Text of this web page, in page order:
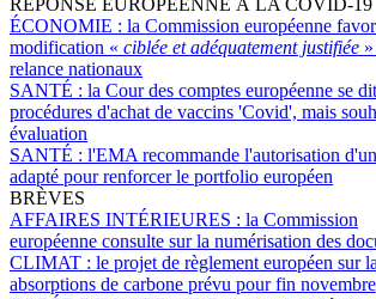
RÉPONSE EUROPÉENNE À LA COVID-19
ÉCONOMIE : la Commission européenne
modification « ciblée et adéquatement justifiée
relance nationaux
SANTÉ : la Cour des comptes européenne se
procédures d'achat de vaccins 'Covid', mais
évaluation
SANTÉ : l'EMA recommande l'autorisation
adapté pour renforcer le portfolio européen
BRÈVES
AFFAIRES INTÉRIEURES : la Commission
européenne consulte sur la numérisation des
CLIMAT : le projet de règlement européen sur
absorptions de carbone prévu pour fin novembre